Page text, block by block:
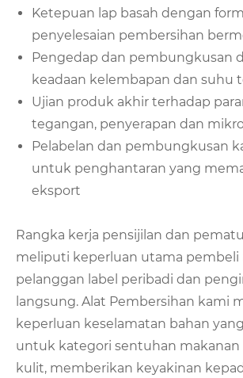
Ketepuan lap basah dengan
penyelesaian pembersihan
Pengedap dan pembungkusan
keadaan kelembapan dan suhu
Ujian produk akhir terhadap
tegangan, penyerapan dan
Pelabelan dan pembungkusan
untuk penghantaran yang
eksport
Rangka kerja pensijilan dan
meliputi keperluan utama pembeli
pelanggan label peribadi dan
langsung. Alat Pembersihan kami
keperluan keselamatan bahan
untuk kategori sentuhan makanan
kulit, memberikan keyakinan